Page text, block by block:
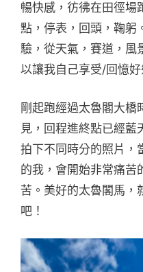
暢快感，彷彿在田徑場
點，停表，回頭，鞠躬
驗，從天氣，賽道，風
以讓我自己享受/回憶
剛起跑經過太魯閣大橋
見，回程進終點已經藍
拍下不同時分的照片，
的我，會開始非常痛苦
苦。美好的太魯閣馬，
吧！